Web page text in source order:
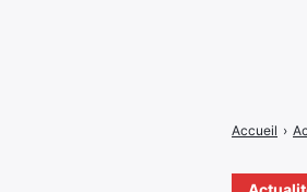
Accueil ›